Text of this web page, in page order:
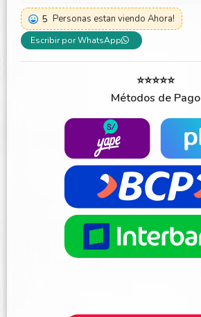
5 Personas estan viendo Ahora!
Escribir por WhatsApp
⭐⭐⭐⭐⭐
Métodos de Pago